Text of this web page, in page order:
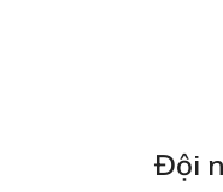
Đội